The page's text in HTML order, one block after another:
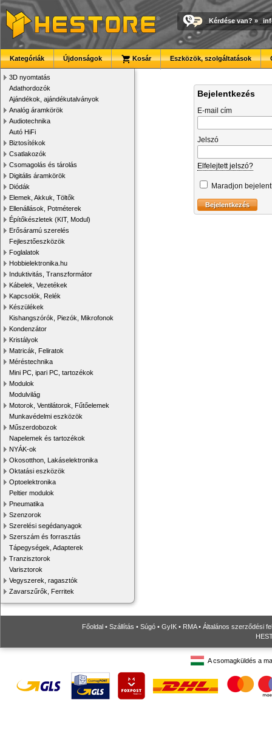
Kérdése van? »
Kategóriák Újdonságok Kosár Eszközök, szolgáltatások
3D nyomtatás
Adathordozók
Ajándékok, ajándékutalványok
Analóg áramkörök
Audiotechnika
Autó HiFi
Biztosítékok
Csatlakozók
Csomagolás és tárolás
Digitális áramkörök
Diódák
Elemek, Akkuk, Töltők
Ellenállások, Potméterek
Építőkészletek (KIT, Modul)
Erősáramú szerelés
Fejlesztőeszközök
Foglalatok
Hobbielektronika.hu
Induktivitás, Transzformátor
Kábelek, Vezetékek
Kapcsolók, Relék
Készülékek
Kishangszórók, Piezók, Mikrofonok
Kondenzátor
Kristályok
Matricák, Feliratok
Méréstechnika
Mini PC, ipari PC, tartozékok
Modulok
Modulvilág
Motorok, Ventilátorok, Fűtőelemek
Munkavédelmi eszközök
Műszerdobozok
Napelemek és tartozékok
NYÁK-ok
Okosotthon, Lakáselektronika
Oktatási eszközök
Optoelektronika
Peltier modulok
Pneumatika
Szenzorok
Szerelési segédanyagok
Szerszám és forrasztás
Tápegységek, Adapterek
Tranzisztorok
Varisztorok
Vegyszerek, ragasztók
Zavarszűrők, Ferritek
Bejelentkezés
E-mail cím
Jelszó
Elfelejtett jelszó?
Maradjon
Főoldal • Szállítás • Súgó • GyIK • RMA• Általános szerződési
A csomagküldés a